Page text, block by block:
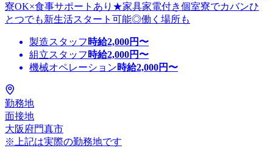
寮OK×食事サポートあり★家具家電付き個室寮でカバンひ
とつでも新生活スタート可能◎働く場所も
製造スタッフ 時給2,000円〜
組立スタッフ 時給2,000円〜
機械オペレーション時給2,000円〜
勤務地
面接地
大阪府門真市
※上記は実際の勤務地です